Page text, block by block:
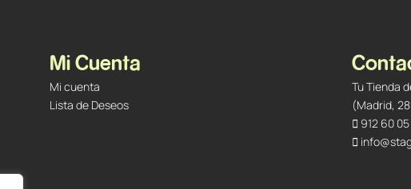
Mi Cuenta
Mi cuenta
Lista de Deseos
Tu Tienda
(Madrid,
912 60